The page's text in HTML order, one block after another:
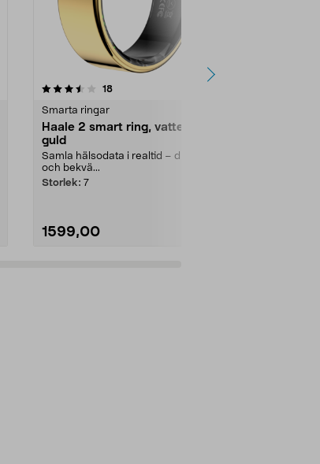
18recensioner
Smarta ringar
Haale 2 smart ring, vattentät,
guld
Samla hälsodata i realtid – diskret
och bekvä...
Storlek: 7
1599,00
4.5 av 5 stjärnor